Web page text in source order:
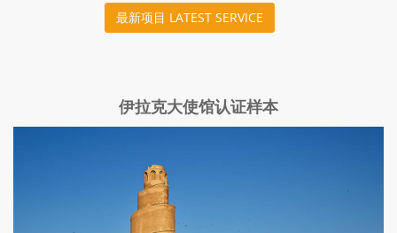
最新项目 LATEST SERVICE
伊拉克大使馆认证样本